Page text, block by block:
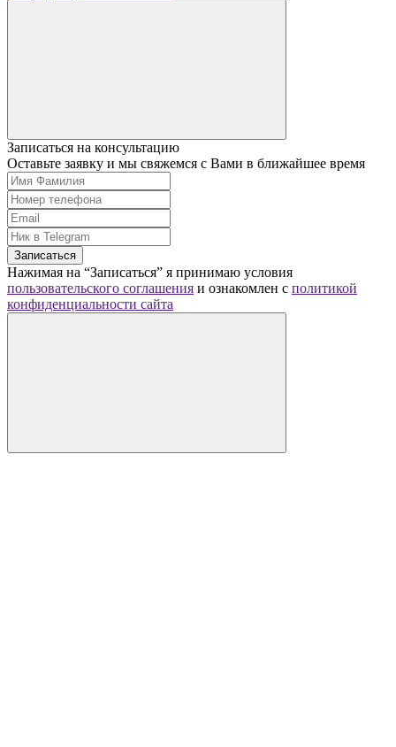
Записаться на консультацию
Оставьте заявку и мы свяжемся с Вами в ближайшее время
Записаться
Нажимая на “Записаться” я принимаю условия
пользовательского соглашения и ознакомлен с политикой
конфиденциальности сайта